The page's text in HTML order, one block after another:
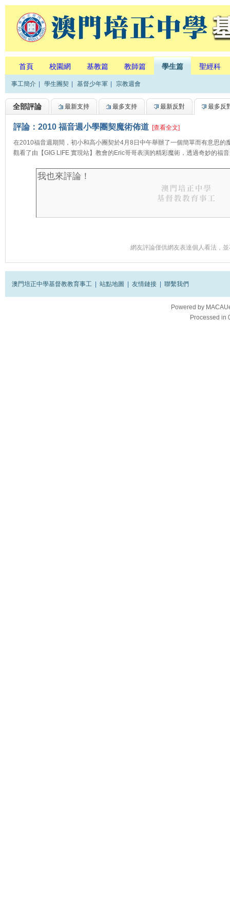
首頁 校園網 基教篇 教師篇 學生篇 聖經科
事工簡介 學生團契 基督少年軍 宗教週會
全部評論 最新支持 最多支持 最新反對 最多反
評論：2010 福音週小學團契魔術佈道 [查看全文]
在2010福音週期間，初小和高小團契於4月8日中午舉辦了一個簡單而有意思的
觀看了由【GIG LIFE 實現站】教會的Eric哥哥表演的精彩魔術，透過奇妙的福
網友評論僅供網友表達個人看法，
澳門培正中學基督教教育事工 站點地圖 友情鏈接 聯繫我們
Powered by
Processed in